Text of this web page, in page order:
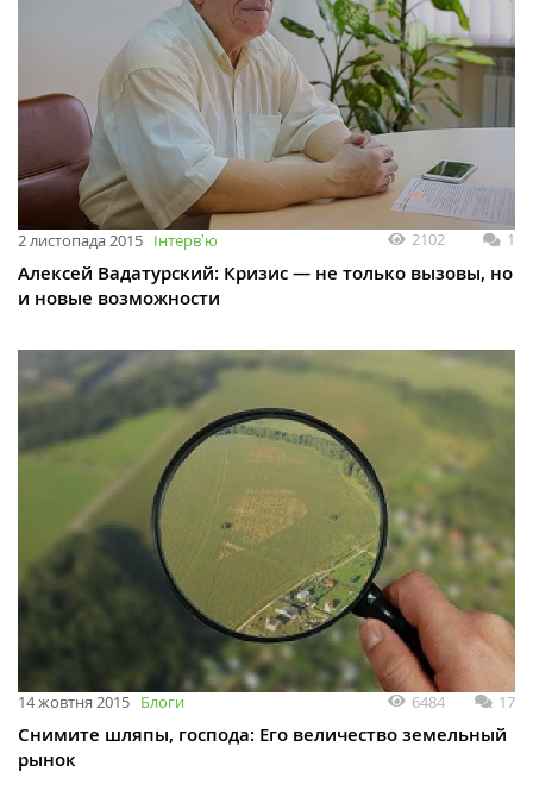
2 листопада 2015 Інтервʼю 2102 1
Алексей Вадатурский: Кризис — не только вызовы, но
и новые возможности
14 жовтня 2015 Блоги 6484 17
Снимите шляпы, господа: Его величество земельный
рынок